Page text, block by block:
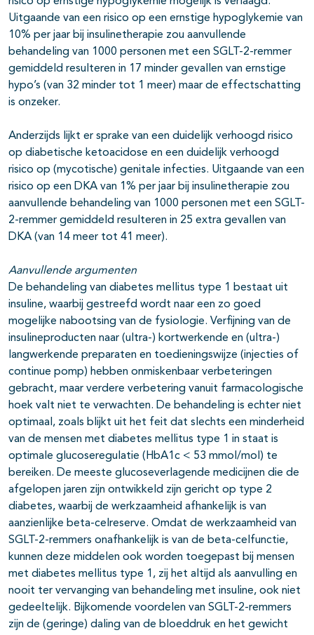
Uitgaande van een risico op een ernstige hypoglykemie van
10% per jaar bij insulinetherapie zou aanvullende
behandeling van 1000 personen met een SGLT-2-remmer
gemiddeld resulteren in 17 minder gevallen van ernstige
hypo’s (van 32 minder tot 1 meer) maar de effectschatting
is onzeker.
Anderzijds lijkt er sprake van een duidelijk verhoogd risico
op diabetische ketoacidose en een duidelijk verhoogd
risico op (mycotische) genitale infecties. Uitgaande van een
risico op een DKA van 1% per jaar bij insulinetherapie zou
aanvullende behandeling van 1000 personen met een SGLT-
2-remmer gemiddeld resulteren in 25 extra gevallen van
DKA (van 14 meer tot 41 meer).
Aanvullende argumenten
De behandeling van diabetes mellitus type 1 bestaat uit
insuline, waarbij gestreefd wordt naar een zo goed
mogelijke nabootsing van de fysiologie. Verfijning van de
insulineproducten naar (ultra-) kortwerkende en (ultra-)
langwerkende preparaten en toedieningswijze (injecties of
continue pomp) hebben onmiskenbaar verbeteringen
gebracht, maar verdere verbetering vanuit farmacologische
hoek valt niet te verwachten. De behandeling is echter niet
optimaal, zoals blijkt uit het feit dat slechts een minderheid
van de mensen met diabetes mellitus type 1 in staat is
optimale glucoseregulatie (HbA1c < 53 mmol/mol) te
bereiken. De meeste glucoseverlagende medicijnen die de
afgelopen jaren zijn ontwikkeld zijn gericht op type 2
diabetes, waarbij de werkzaamheid afhankelijk is van
aanzienlijke beta-celreserve. Omdat de werkzaamheid van
SGLT-2-remmers onafhankelijk is van de beta-celfunctie,
kunnen deze middelen ook worden toegepast bij mensen
met diabetes mellitus type 1, zij het altijd als aanvulling en
nooit ter vervanging van behandeling met insuline, ook niet
gedeeltelijk. Bijkomende voordelen van SGLT-2-remmers
zijn de (geringe) daling van de bloeddruk en het gewicht